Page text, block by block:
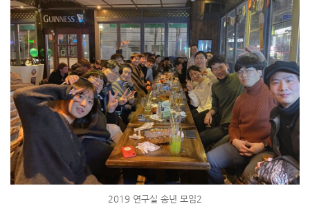
2019 연구실 송년 모임2